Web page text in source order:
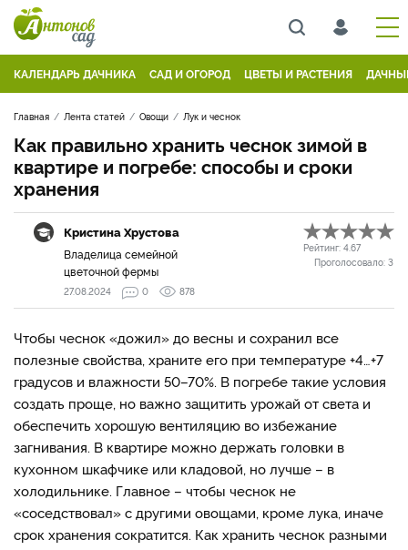
КАЛЕНДАРЬ ДАЧНИКА САД И ОГОРОД ЦВЕТЫ И РАСТЕНИЯ
Главная Лента статей Овощи Лук и чеснок
Как правильно хранить чеснок зимой в
квартире и погребе: способы и сроки
хранения
Кристина Хрустова
Владелица семейной
цветочной фермы
Рейтинг: 4.67
Проголосовало: 3
27.08.2024 0 878
Чтобы чеснок «дожил» до весны и сохранил все
полезные свойства, храните его при температуре +4…+7
градусов и влажности 50–70%. В погребе такие условия
создать проще, но важно защитить урожай от света и
обеспечить хорошую вентиляцию во избежание
загнивания. В квартире можно держать головки в
кухонном шкафчике или кладовой, но лучше – в
холодильнике. Главное – чтобы чеснок не
«соседствовал» с другими овощами, кроме лука, иначе
срок хранения сократится. Как хранить чеснок разными